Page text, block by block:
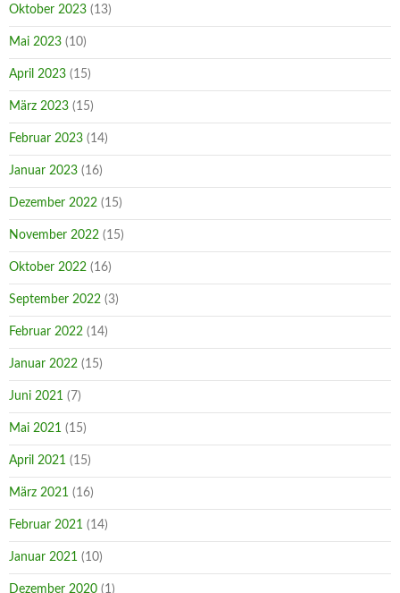
Oktober 2023 (13)
Mai 2023 (10)
April 2023 (15)
März 2023 (15)
Februar 2023 (14)
Januar 2023 (16)
Dezember 2022 (15)
November 2022 (15)
Oktober 2022 (16)
September 2022 (3)
Februar 2022 (14)
Januar 2022 (15)
Juni 2021 (7)
Mai 2021 (15)
April 2021 (15)
März 2021 (16)
Februar 2021 (14)
Januar 2021 (10)
Dezember 2020 (1)